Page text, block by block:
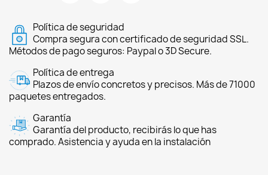
Política de seguridad
Compra segura con certificado de seguridad SSL.
Métodos de pago seguros: Paypal o 3D Secure.
Política de entrega
Plazos de envío concretos y precisos. Más de 71000
paquetes entregados.
Garantía
Garantía del producto, recibirás lo que has
comprado. Asistencia y ayuda en la instalación